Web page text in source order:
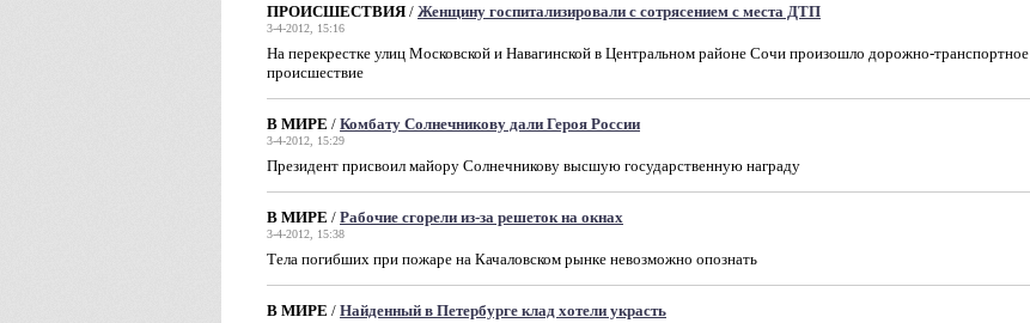
ПРОИСШЕСТВИЯ / Женщину госпитализировали с сотрясением с места ДТП
3-4-2012, 15:16
На перекрестке улиц Московской и Навагинской в Центральном районе Сочи произошло дорожно-транспортное
происшествие
В МИРЕ / Комбату Солнечникову дали Героя России
3-4-2012, 15:29
Президент присвоил майору Солнечникову высшую государственную награду
В МИРЕ / Рабочие сгорели из-за решеток на окнах
3-4-2012, 15:38
Тела погибших при пожаре на Качаловском рынке невозможно опознать
В МИРЕ / Найденный в Петербурге клад хотели украсть